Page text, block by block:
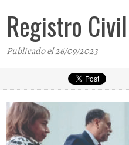
Registro
Publicado el 26/09/2023